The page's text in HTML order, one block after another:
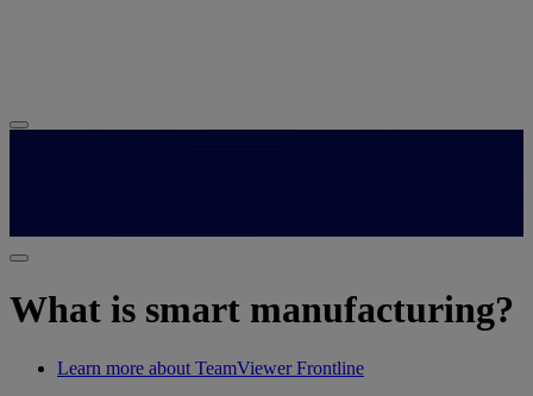
What is smart manufacturing?
Learn more about TeamViewer Frontline